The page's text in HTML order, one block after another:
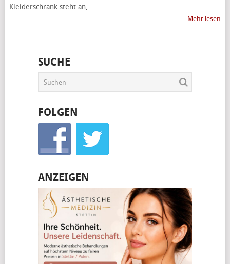
Kleiderschrank steht an,
Mehr lesen
SUCHE
FOLGEN
ANZEIGEN